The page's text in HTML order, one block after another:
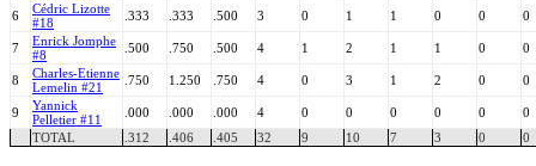
6
Cédric Lizotte
#18
.333 .333 .500 3 0 1 1 0 0 0
7
Enrick Jomphe
#8
.500 .750 .500 4 1 2 1 1 0 0
8
Charles-Etienne
Lemelin #21
.750 1.250 .750 4 0 3 1 2 0 0
9
Yannick
Pelletier #11
.000 .000 .000 4 0 0 0 0 0
0
TOTAL
.312 .406 .405 32 9 10 7 3 0 0